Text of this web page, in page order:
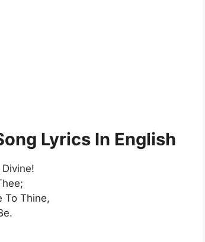
Lyrics In English
To Thine,